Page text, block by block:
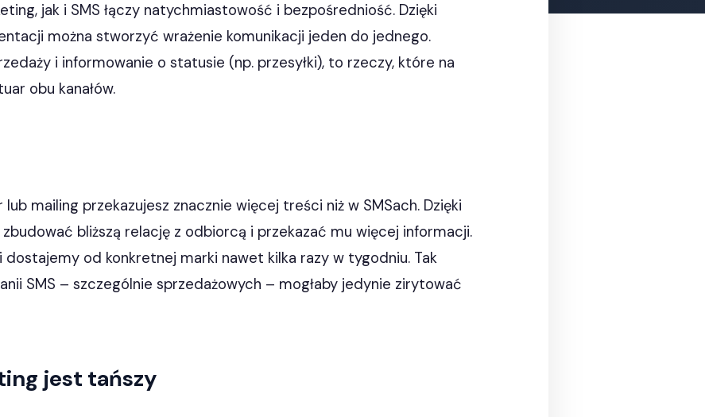
jak i SMS łączy natychmiastowość i bezpośredniość. Dzięki
można stworzyć wrażenie komunikacji jeden do jednego.
i informowanie o statusie (np. przesyłki), to rzeczy, które na
obu kanałów.
mailing przekazujesz znacznie więcej treści niż w SMSach. Dzięki
bliższą relację z odbiorcą i przekazać mu więcej informacji.
od konkretnej marki nawet kilka razy w tygodniu. Tak
SMS – szczególnie sprzedażowych – mogłaby jedynie zirytować
jest tańszy